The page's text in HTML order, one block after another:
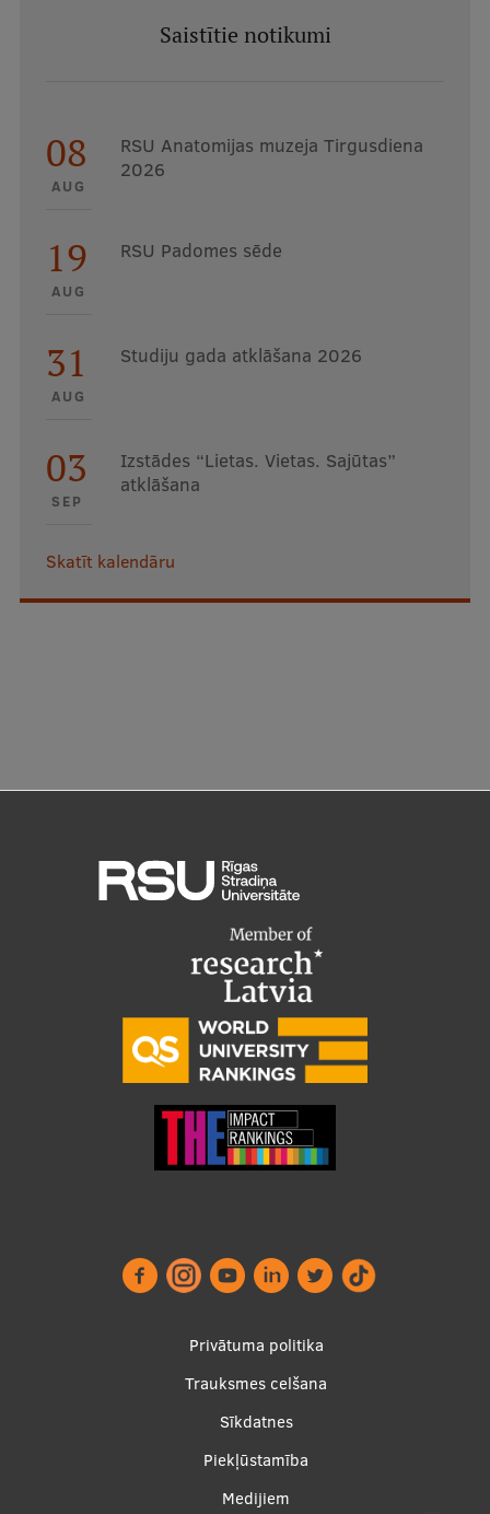
Saistītie notikumi
08
AUG
RSU Anatomijas muzeja Tirgusdiena
2026
19
AUG
RSU Padomes sēde
31
AUG
Studiju gada atklāšana 2026
03
SEP
Izstādes “Lietas. Vietas. Sajūtas”
atklāšana
Skatīt kalendāru
Privātuma politika
Trauksmes celšana
Sīkdatnes
Piekļūstamība
Medijiem